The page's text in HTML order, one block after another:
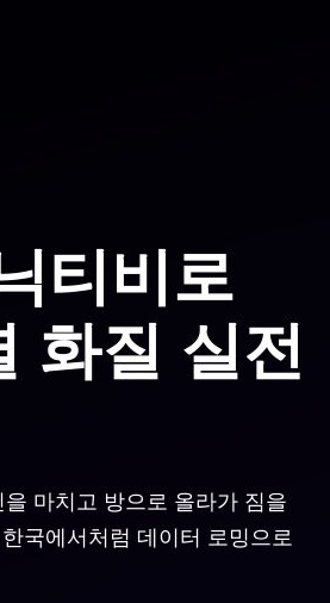
티비로
화질 실전
마치고 방으로 올라가 짐을
국에서처럼 데이터 로밍으로